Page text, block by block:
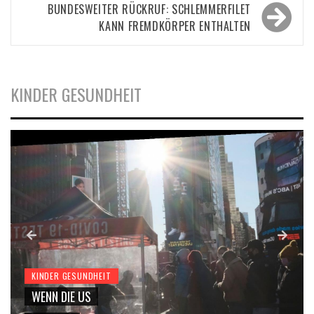
BUNDESWEITER RÜCKRUF: SCHLEMMERFILET
KANN FREMDKÖRPER ENTHALTEN
KINDER GESUNDHEIT
KINDER GESUNDHEIT
WENN DIE US